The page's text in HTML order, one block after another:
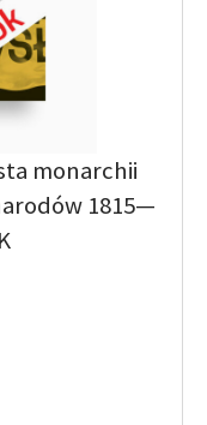
monarchii
1815—